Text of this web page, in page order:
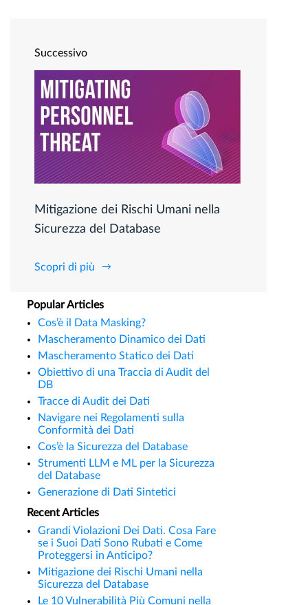
Successivo
Mitigazione dei Rischi Umani nella
Sicurezza del Database
Scopri di più
Popular Articles
Cos’è il Data Masking?
Mascheramento Dinamico dei Dati
Mascheramento Statico dei Dati
Obiettivo di una Traccia di Audit del
DB
Tracce di Audit dei Dati
Navigare nei Regolamenti sulla
Conformità dei Dati
Cos’è la Sicurezza del Database
Strumenti LLM e ML per la Sicurezza
del Database
Generazione di Dati Sintetici
Recent Articles
Grandi Violazioni Dei Dati. Cosa Fare
se i Suoi Dati Sono Rubati e Come
Proteggersi in Anticipo?
Mitigazione dei Rischi Umani nella
Sicurezza del Database
Le 10 Vulnerabilità Più Comuni nella